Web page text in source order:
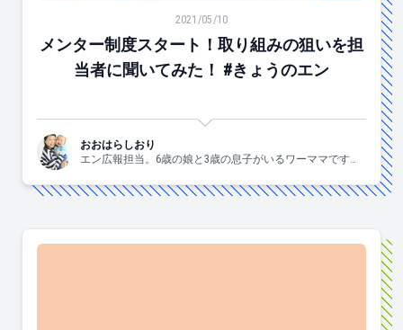
メンター制度スタート！取り組みの狙いを担当者に聞
2021/05/10
メンター制度スタート！取り組みの狙いを担
当者に聞いてみた！ #きょうのエン
おおはらしおり
エン広報担当。6歳の娘と3歳の息子がいるワーママです。
芸、爆買、歌う、ジャニーズ。